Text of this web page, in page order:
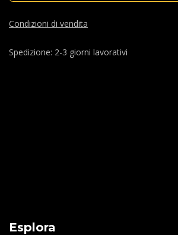
Condizioni di vendita
Spedizione: 2-3 giorni lavorativi
Esplora